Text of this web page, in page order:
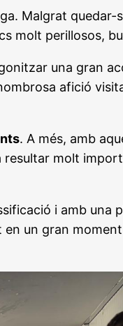
Malgrat
molt perillosos,
una gran
afició
. A més, amb
resultar molt
i amb una
un gran